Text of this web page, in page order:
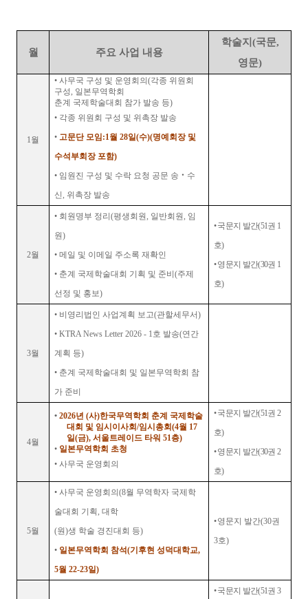
월 주요 사업 내용
학술지 (국문,
영문)
1월
• 사무국 구성 및 운영회의 (각종 위원회
구성, 일본무역학회
춘계 국제학술대회 참가 발송 등)
• 각종 위원회 구성 및 위촉장 발송
• 고문단 모임 :1월 28일(수)(명예회장 및
수석부회장 포함)
• 임원진 구성 및 수락 요청 공문 송 ‧ 수
신, 위촉장 발송
2월
• 회원명부 정리 (평생회원, 일반회원, 임
원)
• 메일 및 이메일 주소록 재확인
• 춘계 국제학술대회 기획 및 준비 (주제
선정 및 홍보)
•국문지 발간(51권 1
호)
•영문지 발간(30권 1
호)
3월
• 비영리법인 사업계획 보고(관할세무서)
• KTRA News Letter 2026 - 1호 발송(연간
계획 등)
• 춘계 국제학술대회 및 일본무역학회 참
가 준비
4월
• 2026년 (사)한국무역학회 춘계 국제학술
대회 및 임시이사회/임시총회(4월 17
일(금),서울트레이드 타워51층)
• 일본무역학회 초청
• 사무국 운영회의
•국문지 발간(51권2
호)
•영문지 발간(30권2
호)
5월
• 사무국 운영회의 (8월 무역학자 국제학
술대회 기획 , 대학
(원)생 학술 경진대회 등)
• 일본무역학회 참석(기후현 성덕대학교,
5월 22-23일)
•영문지 발간(30권
3호)
•국문지 발간(51권3